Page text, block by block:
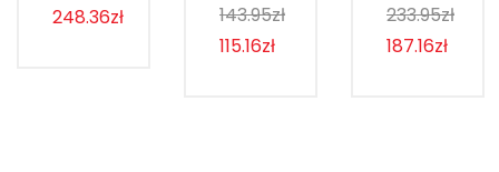
248.36zł
143.95zł
115.16zł
233.95zł
187.16zł